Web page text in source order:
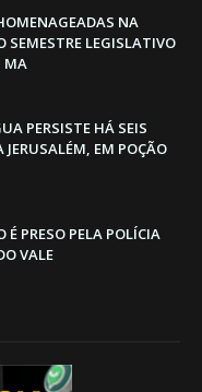
NA
SEMESTRE LEGISLATIVO
MA
PERSISTE HÁ SEIS
JERUSALÉM, EM POÇÃO
PRESO PELA POLÍCIA
VALE